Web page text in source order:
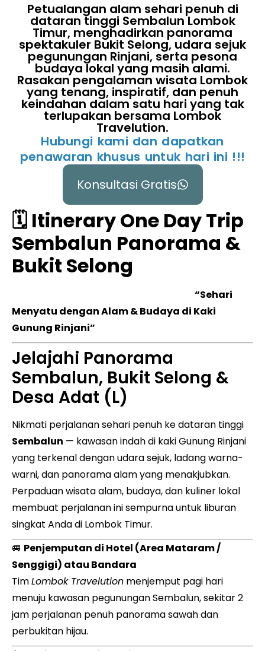
Petualangan alam sehari penuh di
dataran tinggi Sembalun Lombok
Timur, menghadirkan panorama
spektakuler Bukit Selong, udara sejuk
pegunungan Rinjani, serta pesona
budaya lokal yang masih alami.
Rasakan pengalaman wisata Lombok
yang tenang, inspiratif, dan penuh
keindahan dalam satu hari yang tak
terlupakan bersama Lombok
Travelution.
Hubungi kami dan dapatkan
penawaran khusus untuk hari ini !!!
Konsultasi Gratis
🗓️ Itinerary One Day Trip
Sembalun Panorama &
Bukit Selong
“Sehari
Menyatu dengan Alam & Budaya di Kaki
Gunung Rinjani”
Jelajahi Panorama
Sembalun, Bukit Selong &
Desa Adat (L)
Nikmati perjalanan sehari penuh ke dataran tinggi
Sembalun — kawasan indah di kaki Gunung Rinjani
yang terkenal dengan udara sejuk, ladang warna-
warni, dan panorama alam yang menakjubkan.
Perpaduan wisata alam, budaya, dan kuliner lokal
membuat perjalanan ini sempurna untuk liburan
singkat Anda di Lombok Timur.
🚐 Penjemputan di Hotel (Area Mataram /
Senggigi) atau Bandara
TimLombok Travelution menjemput pagi hari
menuju kawasan pegunungan Sembalun, sekitar 2
jam perjalanan penuh panorama sawah dan
perbukitan hijau.